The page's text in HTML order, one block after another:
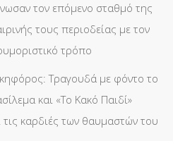
τον επόμενο σταθμό της
τους περιοδείας με τον
τρόπο
Τραγουδά με φόντο το
και «Το Κακό Παιδί»
τις καρδιές των θαυμαστών του